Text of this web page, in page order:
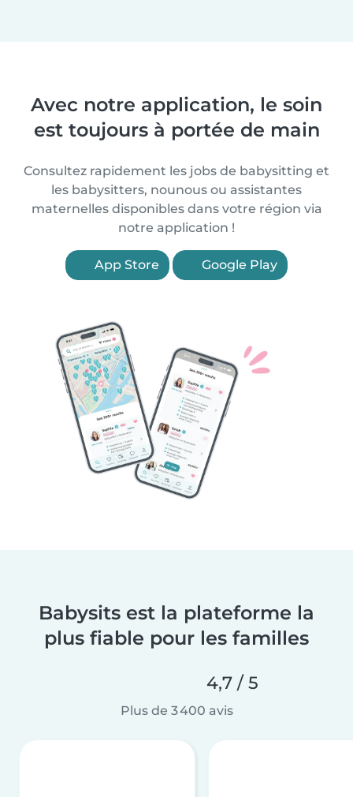
Avec notre application, le soin
est toujours à portée de main
Consultez rapidement les jobs de babysitting et
les babysitters, nounous ou assistantes
maternelles disponibles dans votre région via
notre application !
App Store Google Play
Babysits est la plateforme la
plus fiable pour les familles
4,7 / 5
Plus de 3 400 avis